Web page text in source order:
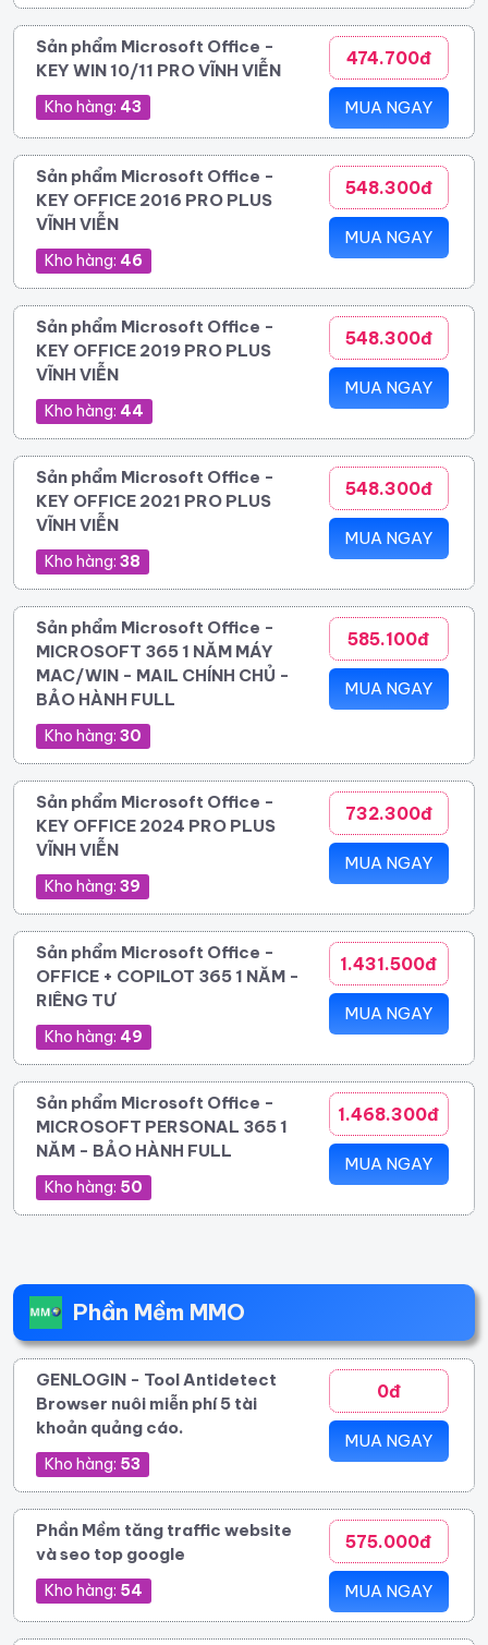
Sản phẩm Microsoft Office -
KEY WIN 10/11 PRO VĨNH VIỄN
Kho hàng: 43
474.700đ
MUA NGAY
Sản phẩm Microsoft Office -
KEY OFFICE 2016 PRO PLUS
VĨNH VIỄN
Kho hàng: 46
548.300đ
MUA NGAY
Sản phẩm Microsoft Office -
KEY OFFICE 2019 PRO PLUS
VĨNH VIỄN
Kho hàng: 44
548.300đ
MUA NGAY
Sản phẩm Microsoft Office -
KEY OFFICE 2021 PRO PLUS
VĨNH VIỄN
Kho hàng: 38
548.300đ
MUA NGAY
Sản phẩm Microsoft Office -
MICROSOFT 365 1 NĂM MÁY
MAC/WIN - MAIL CHÍNH CHỦ -
BẢO HÀNH FULL
Kho hàng: 30
585.100đ
MUA NGAY
Sản phẩm Microsoft Office -
KEY OFFICE 2024 PRO PLUS
VĨNH VIỄN
Kho hàng: 39
732.300đ
MUA NGAY
Sản phẩm Microsoft Office -
OFFICE + COPILOT 365 1 NĂM -
RIÊNG TƯ
Kho hàng: 49
1.431.500đ
MUA NGAY
Sản phẩm Microsoft Office -
MICROSOFT PERSONAL 365 1
NĂM - BẢO HÀNH FULL
Kho hàng: 50
1.468.300đ
MUA NGAY
Phần Mềm MMO
GENLOGIN - Tool Antidetect
Browser nuôi miễn phí 5 tài
khoản quảng cáo.
Kho hàng: 53
0đ
MUA NGAY
Phần Mềm tăng traffic website
và seo top google
Kho hàng: 54
575.000đ
MUA NGAY